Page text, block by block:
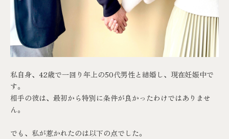
私自身、42歳で一回り年上の50代男性と結婚し、現在妊娠中で
す。
相手の彼は、最初から特別に条件が良かったわけではありませ
ん。
でも、私が惹かれたのは以下の点でした。